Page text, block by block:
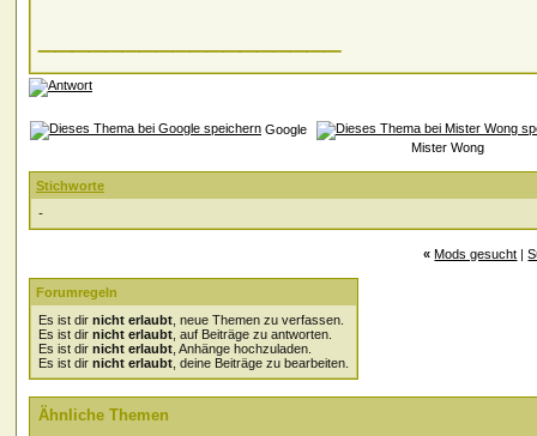
Google
Mister Wong
Stichworte
-
« Mods gesucht |
Forumregeln
Es ist dir nicht erlaubt , neue Themen zu verfassen.
Es ist dir nicht erlaubt , auf Beiträge zu antworten.
Es ist dir nicht erlaubt , Anhänge hochzuladen.
Es ist dir nicht erlaubt , deine Beiträge zu bearbeiten.
Ähnliche Themen